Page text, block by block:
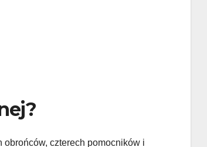
obrońców, czterech pomocników i